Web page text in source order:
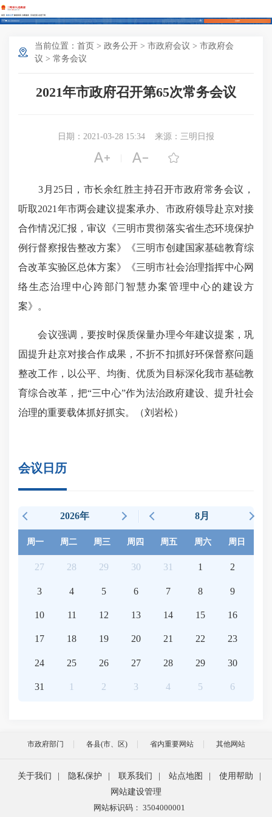
政务公开 解读回应 办事服务 互动交流 走进三明
当前位置： 首页 > 政务公开 > 市政府会议 > 市政府会
议 > 常务会议
2021年市政府召开第65次常务会议
日期：2021-03-28 15:34 来源：三明日报
  
3月25日，市长余红胜主持召开市政府常务会议，
听取2021年市两会建议提案承办、市政府领导赴京对接
合作情况汇报，审议《三明市贯彻落实省生态环境保护
例行督察报告整改方案》《三明市创建国家基础教育综
合改革实验区总体方案》《三明市社会治理指挥中心网
络生态治理中心跨部门智慧办案管理中心的建设方
案》。
会议强调，要按时保质保量办理今年建议提案，巩
固提升赴京对接合作成果，不折不扣抓好环保督察问题
整改工作，以公平、均衡、优质为目标深化我市基础教
育综合改革，把“三中心”作为法治政府建设、提升社会
治理的重要载体抓好抓实。
（刘岩松）
会议日历
2026年 8月
周一 周二 周三 周四 周五 周六 周日
27 28 29 30 31 1 2
3 4 5 6 7 8 9
10 11 12 13 14 15 16
17 18 19 20 21 22 23
24 25 26 27 28 29 30
31 1 2 3 4 5 6
市政府部门 各县(市、区) 省内重要网站 其他网站
关于我们 隐私保护 联系我们 站点地图 使用帮助
网站建设管理
网站标识码： 3504000001